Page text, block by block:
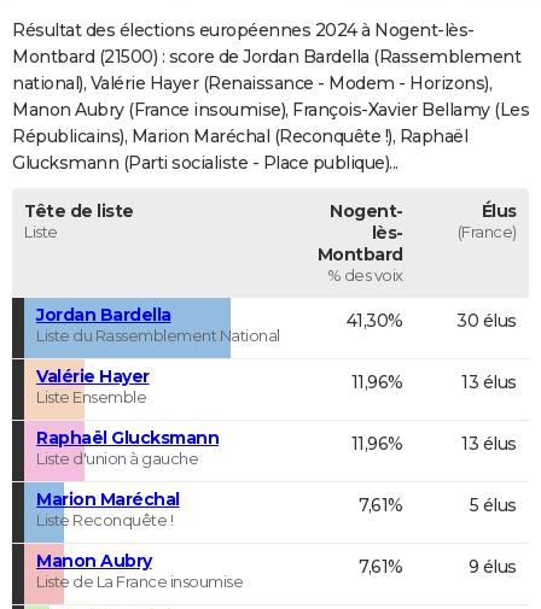
AVIS DE DÉCÈS
FORUM
Bricolage
Lifestyle
Culture
Sport
Auto
Television
Voyage
Cinema
Résultat des élections européennes 2024 à Nogent-lès-
Montbard (21500) : score de Jordan Bardella (Rassemblement
national), Valérie Hayer (Renaissance - Modem - Horizons),
Manon Aubry (France insoumise), François-Xavier Bellamy (Les
Républicains), Marion Maréchal (Reconquête !), Raphaël
Glucksmann (Parti socialiste - Place publique)...
Tête de liste
Liste
Nogent-
lès-
Montbard
% des voix
Élus
(France)
Jordan Bardella
Liste du Rassemblement National
41,30% 30 élus
Valérie Hayer
Liste Ensemble
11,96% 13 élus
Raphaël Glucksmann
Liste d'union à gauche
11,96% 13 élus
Marion Maréchal
Liste Reconquête !
7,61% 5 élus
Manon Aubry
Liste de La France insoumise
7,61% 9 élus